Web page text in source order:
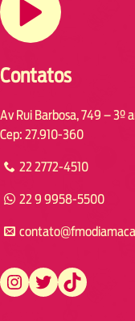
Contatos
Av Rui Barbosa, 749 – 3º
Cep: 27.910-360
22 2772-4510
22 9 9958-5500
https://www.instagram.com/fmodia.macae/ https://twitter.com/fmodia.macae/ https://www.tiktok.com/@fmodia.macae